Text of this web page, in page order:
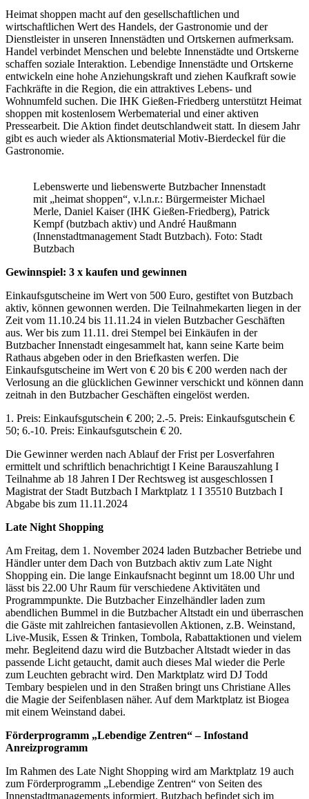
Heimat shoppen macht auf den gesellschaftlichen und
wirtschaftlichen Wert des Handels, der Gastronomie und der
Dienstleister in unseren Innenstädten und Ortskernen aufmerksam.
Handel verbindet Menschen und belebte Innenstädte und Ortskerne
schaffen soziale Interaktion. Lebendige Innenstädte und Ortskerne
entwickeln eine hohe Anziehungskraft und ziehen Kaufkraft sowie
Fachkräfte in die Region, die ein attraktives Lebens- und
Wohnumfeld suchen. Die IHK Gießen-Friedberg unterstützt Heimat
shoppen mit kostenlosem Werbematerial und einer aktiven
Pressearbeit. Die Aktion findet deutschlandweit statt. In diesem Jahr
gibt es auch wieder als Aktionsmaterial Motiv-Bierdeckel für die
Gastronomie.
Lebenswerte und liebenswerte Butzbacher Innenstadt
mit „heimat shoppen“, v.l.n.r.: Bürgermeister Michael
Merle, Daniel Kaiser (IHK Gießen-Friedberg), Patrick
Kempf (butzbach aktiv) und André Haußmann
(Innenstadtmanagement Stadt Butzbach). Foto: Stadt
Butzbach
Gewinnspiel: 3 x kaufen und gewinnen
Einkaufsgutscheine im Wert von 500 Euro, gestiftet von Butzbach
aktiv, können gewonnen werden. Die Teilnahmekarten liegen in der
Zeit vom 11.10.24 bis 11.11.24 in vielen Butzbacher Geschäften
aus. Wer bis zum 11.11. drei Stempel bei Einkäufen in der
Butzbacher Innenstadt eingesammelt hat, kann seine Karte beim
Rathaus abgeben oder in den Briefkasten werfen. Die
Einkaufsgutscheine im Wert von € 20 bis € 200 werden nach der
Verlosung an die glücklichen Gewinner verschickt und können dann
zeitnah in den Butzbacher Geschäften eingelöst werden.
1. Preis: Einkaufsgutschein € 200; 2.-5. Preis: Einkaufsgutschein €
50; 6.-10. Preis: Einkaufsgutschein € 20.
Die Gewinner werden nach Ablauf der Frist per Losverfahren
ermittelt und schriftlich benachrichtigt I Keine Barauszahlung I
Teilnahme ab 18 Jahren I Der Rechtsweg ist ausgeschlossen I
Magistrat der Stadt Butzbach I Marktplatz 1 I 35510 Butzbach I
Abgabe bis zum 11.11.2024
Late Night Shopping
Am Freitag, dem 1. November 2024 laden Butzbacher Betriebe und
Händler unter dem Dach von Butzbach aktiv zum Late Night
Shopping ein. Die lange Einkaufsnacht beginnt um 18.00 Uhr und
lässt bis 22.00 Uhr Raum für verschiedene Aktivitäten und
Programmpunkte. Die Butzbacher Einzelhändler laden zum
abendlichen Bummel in die Butzbacher Altstadt ein und überraschen
die Gäste mit zahlreichen fantasievollen Aktionen, z.B. Weinstand,
Live-Musik, Essen & Trinken, Tombola, Rabattaktionen und vielem
mehr. Begleitend dazu wird die Butzbacher Altstadt wieder in das
passende Licht getaucht, damit auch dieses Mal wieder die Perle
zum Leuchten gebracht wird. Den Marktplatz wird DJ Todd
Tembary bespielen und in den Straßen bringt uns Christiane Alles
die Magie der Seifenblasen näher. Auf dem Marktplatz ist Biogea
mit einem Weinstand dabei.
Förderprogramm „Lebendige Zentren“ – Infostand
Anreizprogramm
Im Rahmen des Late Night Shopping wird am Marktplatz 19 auch
zum Förderprogramm „Lebendige Zentren“ von Seiten des
Innenstadtmanagements informiert. Butzbach befindet sich im